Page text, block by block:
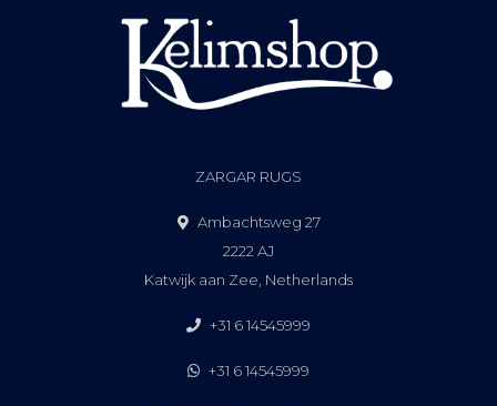
ZARGAR RUGS
Ambachtsweg 27
2222 AJ
Katwijk aan Zee, Netherlands
+31 6 14545999
+31 6 14545999